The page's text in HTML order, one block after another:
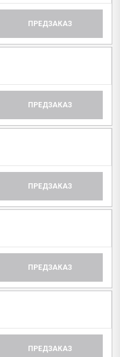
ПРЕДЗАКАЗ
ПРЕДЗАКАЗ
ПРЕДЗАКАЗ
ПРЕДЗАКАЗ
ПРЕДЗАКАЗ